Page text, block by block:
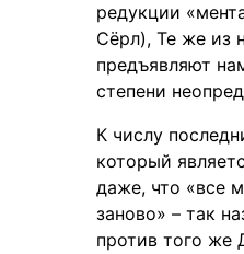
редукции
Сёрл), Те же из
предъявляют
степени
К числу
который
даже, что «все
заново» – так
против того же